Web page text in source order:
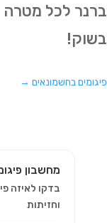
ברנר לכל מטרה
בשוק!
פיגומים בחשמונאים →
מחשבון
בדקו לאיזה
וחזיתות